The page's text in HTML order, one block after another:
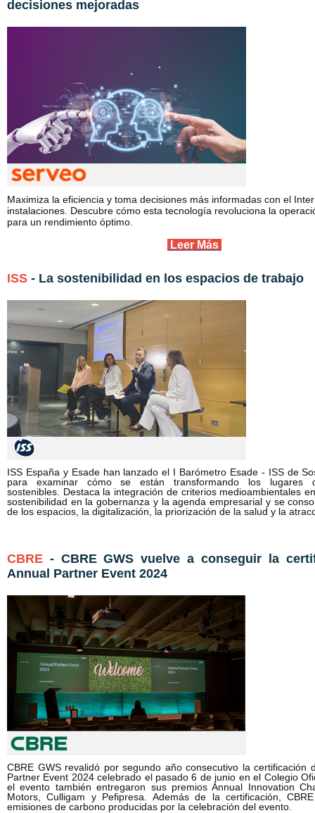
decisiones mejoradas
Maximiza la eficiencia y toma decisiones más informadas con el
instalaciones. Descubre cómo esta tecnología revoluciona la
para un rendimiento óptimo.
Leer Más
ISS - La sostenibilidad en los espacios de trabajo
ISS España y Esade han lanzado el I Barómetro Esade - ISS de
para examinar cómo se están transformando los lugares
sostenibles. Destaca la integración de criterios medioambientales
sostenibilidad en la gobernanza y la agenda empresarial y se
de los espacios, la digitalización, la priorización de la salud y la
CBRE - CBRE GWS vuelve a conseguir la
Annual Partner Event 2024
CBRE GWS revalidó por segundo año consecutivo la certificación
Partner Event 2024 celebrado el pasado 6 de junio en el Colegio
el evento también entregaron sus premios Annual Innovation
Motors, Culligam y Pefipresa. Además de la certificación,
emisiones de carbono producidas por la celebración del evento.